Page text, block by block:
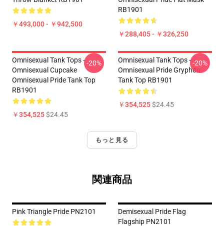
￥493,000 - ￥942,500
RB1901
￥288,405 - ￥326,250
Omnisexual Tank Tops -
Omnisexual Cupcake
Omnisexual Pride Tank Top
RB1901
￥354,525$24.45
-20%
Omnisexual Tank Tops -
Omnisexual Pride Gryphon
Tank Top RB1901
￥354,525$24.45
-20%
もっと見る
関連商品
Pink Triangle Pride PN2101
Demisexual Pride Flag
Flagship PN2101